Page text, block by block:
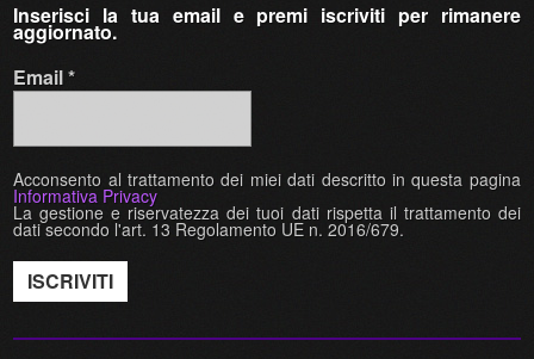
Inserisci la tua email e premi iscriviti per rimanere
aggiornato.
Email*
Acconsento al trattamento dei miei dati descritto in questa pagina
Informativa Privacy
La gestione e riservatezza dei tuoi dati rispetta il trattamento dei
dati secondo l'art. 13 Regolamento UE n. 2016/679.